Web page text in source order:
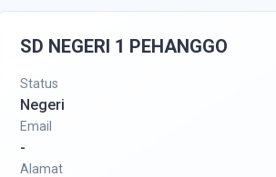
SD NEGERI 1 PEHANGGO
Status
Negeri
Email
-
Alamat